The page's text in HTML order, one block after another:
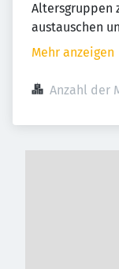
Altersgruppen
austauschen
Mehr anzeigen
Anzahl der